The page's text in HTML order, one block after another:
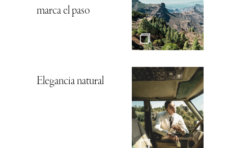
marca el paso
Elegancia natural